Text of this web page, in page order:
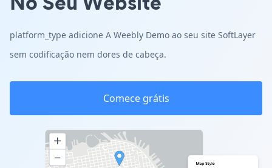
platform_type adicione A Weebly Demo ao seu site SoftLayer
sem codificação nem dores de cabeça.
Comece grátis